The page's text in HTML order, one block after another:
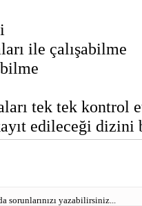
ile çalışabilme
tek tek kontrol
edileceği
yazabilirsiniz...